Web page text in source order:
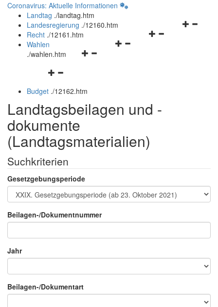
Coronavirus: Aktuelle Informationen
Landtag ./landtag.htm
Navigationsmenü
Landesregierung ./12160.htm
Navigationsmenü
Recht ./12161.htm
Navigationsmenü
Wahlen
./wahlen.htm
Navigationsmenü
und
Budget ./12162.htm
Landtagsbeilagen und -
dokumente
(Landtagsmaterialien)
Suchkriterien
Gesetzgebungsperiode
Beilagen-/Dokumentnummer
Jahr
Beilagen-/Dokumentart